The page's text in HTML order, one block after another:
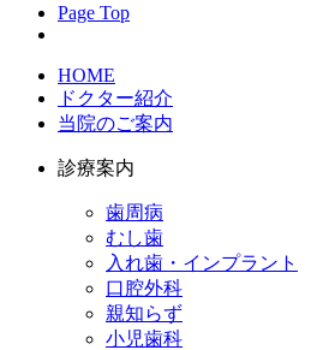
Page Top
HOME
ドクター紹介
当院のご案内
診療案内
歯周病
むし歯
入れ歯・インプラント
口腔外科
親知らず
小児歯科